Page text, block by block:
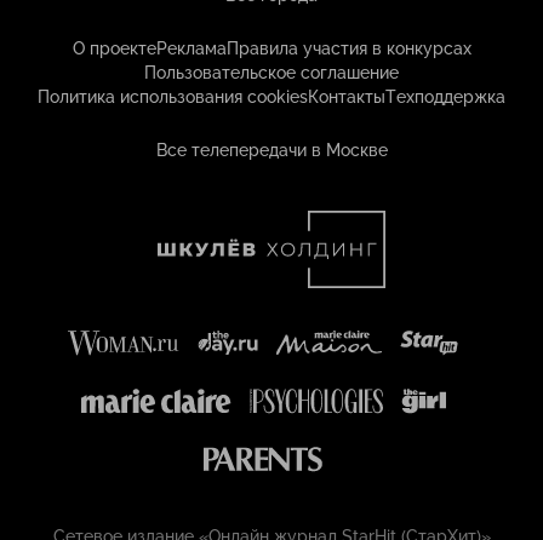
О проектеРекламаПравила участия в конкурсах
Пользовательское соглашение
Политика использования cookiesКонтактыТехподдержка
Все телепередачи в Москве